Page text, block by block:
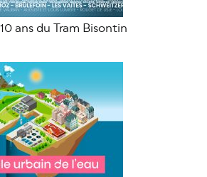
ans du Tram Bisontin